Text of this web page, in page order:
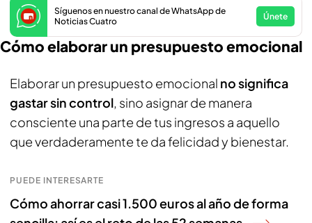
Síguenos en nuestro canal de WhatsApp de
Noticias Cuatro
Únete
Cómo elaborar un presupuesto emocional
Elaborar un presupuesto emocional no significa
gastar sin control, sino asignar de manera
consciente una parte de tus ingresos a aquello
que verdaderamente te da felicidad y bienestar.
PUEDE INTERESARTE
Cómo ahorrar casi 1.500 euros al año de forma